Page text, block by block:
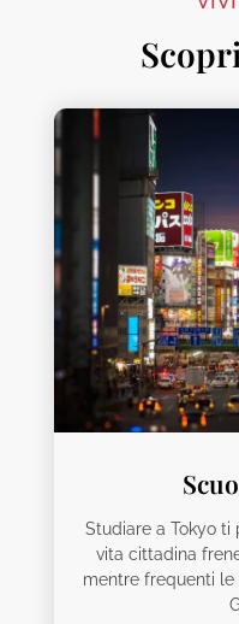
Studiare a Tokyo ti
vita cittadina
mentre frequenti le